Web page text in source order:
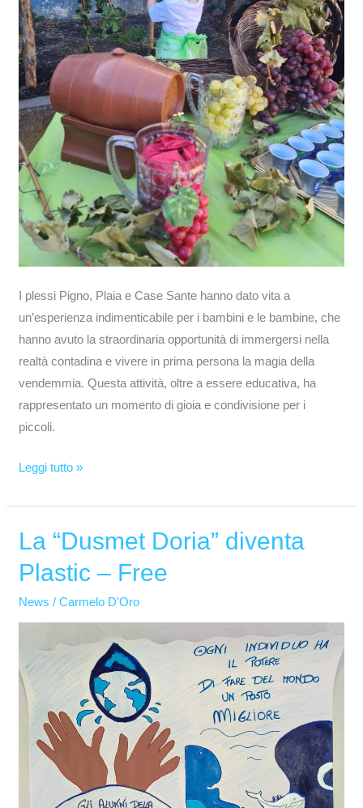
I plessi Pigno, Plaia e Case Sante hanno dato vita a
un’esperienza indimenticabile per i bambini e le bambine, che
hanno avuto la straordinaria opportunità di immergersi nella
realtà contadina e vivere in prima persona la magia della
vendemmia. Questa attività, oltre a essere educativa, ha
rappresentato un momento di gioia e condivisione per i
piccoli.
Leggi tutto »
La “Dusmet Doria” diventa
Plastic – Free
News /Carmelo D'Oro
La
Doria”
diventa
Plastic
Free